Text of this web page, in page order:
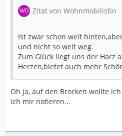
Zitat von Wohnmobilistin
Ist zwar schon weit
und nicht so weit weg.
Zum Glück liegt uns der Harz
Herzen,bietet auch mehr
Oh ja, auf den Brocken wollte
ich mir notieren...